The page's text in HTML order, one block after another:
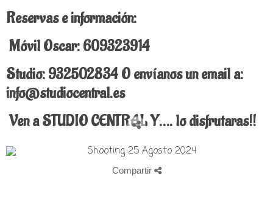
Reservas e información:
Móvil Oscar: 609323914
Studio: 932502834 O envíanos un email a:
info@studiocentral.es
Ven a STUDIO CENTRAL Y…. lo disfrutaras!!
Compartir